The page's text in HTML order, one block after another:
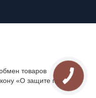
товаров
«О защите прав